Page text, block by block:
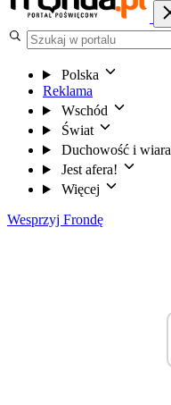
Polska
Reklama
Wschód
Świat
Duchowość i wiara
Jest afera!
Więcej
Wesprzyj Frondę